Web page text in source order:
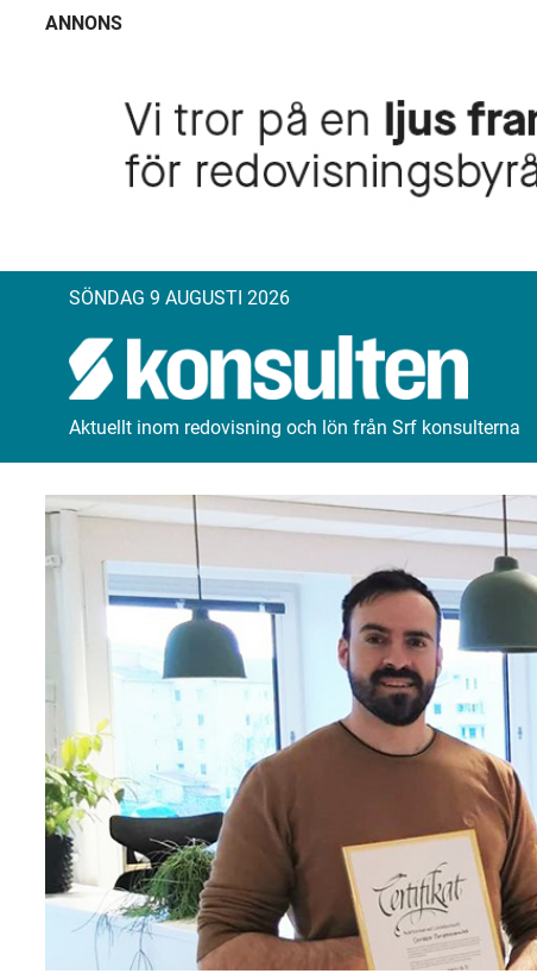
ANNONS
SÖNDAG 9 AUGUSTI 2026
Aktuellt inom redovisning och lön från Srf konsulterna